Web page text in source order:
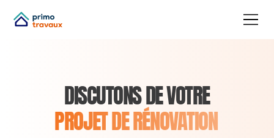
DISCUTONS DE VOTRE
PROJET DE RÉNOVATION